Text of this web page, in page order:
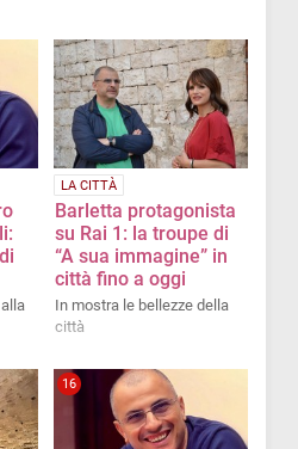
LA CITTÀ
Barletta protagonista
su Rai 1: la troupe di
“A sua immagine” in
città fino a oggi
In mostra le bellezze della
città
16